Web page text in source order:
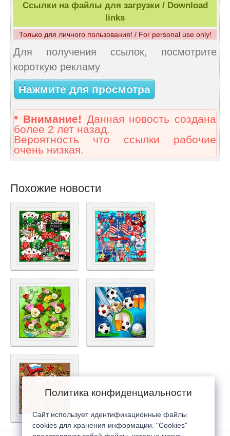
Ссылки на файлы для загрузки / Download
links
Только для личного пользования! / For personal use only!
Для получения ссылок, посмотрите
короткую рекламу
Нажмите для просмотра
* Внимание! Данная новость создана
более 2 лет назад.
Вероятность что ссылки рабочие
очень низкая.
Похожие новости
Политика конфиденциальности
Сайт использует идентификационные файлы
cookies для хранения информации. "Cookies"